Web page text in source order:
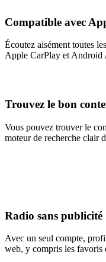
Compatible avec
Écoutez aisément toutes
Apple CarPlay et Android
Trouvez le bon
Vous pouvez trouver le
moteur de recherche clair
Radio sans publicité
Avec un seul compte,
web, y compris les favoris